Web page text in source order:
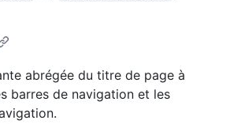
abrégée du titre de page à
barres de navigation et les